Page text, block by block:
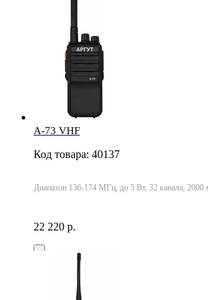
A-73 VHF
Код товара: 40137
Диапазон 136-174 МГц, до 5 Вт, 32 канала, 2000
22 220 р.